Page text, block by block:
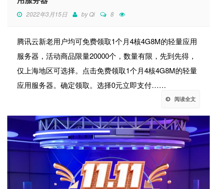
2022年3月15日 byQi 8
腾讯云新老用户均可免费领取1个月4核4G8M的轻量应用
服务器，活动商品限量20000个，数量有限，先到先得，
仅上海地区可选择。点击免费领取1个月4核4G8M的轻量
应用服务器。确定领取。选择0元立即支付……
阅读全文